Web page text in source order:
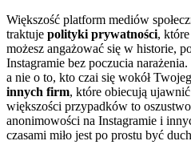
Większość platform mediów
traktuje polityki prywatności,
możesz angażować się w historie,
Instagramie bez poczucia
a nie o to, kto czai się wokół
innych firm, które obiecują
większości przypadków to
anonimowości na Instagramie i
czasami miło jest po prostu być